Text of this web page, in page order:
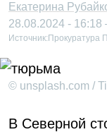
Екатерина
28.08.2024 -
Источник: Прокуратура
© unsplash.com /
В Северной